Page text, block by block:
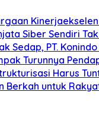
Siber Sendiri
Sedap, PT.
Turunnya
Harus
Berkah untuk